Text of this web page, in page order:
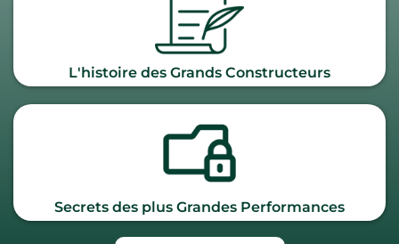
L'histoire des Grands Constructeurs
Secrets des plus Grandes Performances